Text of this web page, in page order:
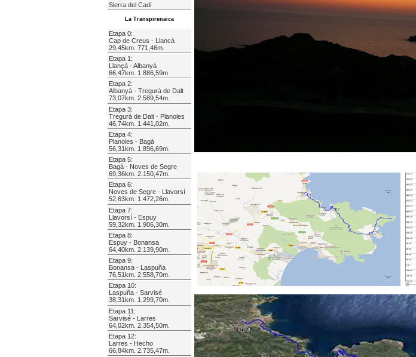
Sierra del Cadí
La Transpirenaica
Etapa 0:
Cap de Creus - Llancà
29,45km. 771,46m.
Etapa 1:
Llançà - Albanyà
66,47km. 1.886,59m.
Etapa 2:
Albanyà - Tregurà de Dalt
73,07km. 2.589,54m.
Etapa 3:
Tregurà de Dalt - Planoles
46,74km. 1.441,02m.
Etapa 4:
Planoles - Bagà
56,31km. 1.896,69m.
Etapa 5:
Bagà - Noves de Segre
69,36km. 2.150,47m.
Etapa 6:
Noves de Segre - Llavorsí
52,63km. 1.472,26m.
Etapa 7:
Llavorsí - Espuy
59,32km. 1.906,30m.
Etapa 8:
Espuy - Bonansa
64,40km. 2.139,90m.
Etapa 9:
Bonansa - Laspuña
76,51km. 2.558,70m.
Etapa 10:
Laspuña - Sarvisé
38,31km. 1.299,70m.
Etapa 11:
Sarvisé - Larres
64,02km. 2.354,50m.
Etapa 12:
Larres - Hecho
66,84km. 2.735,47m.